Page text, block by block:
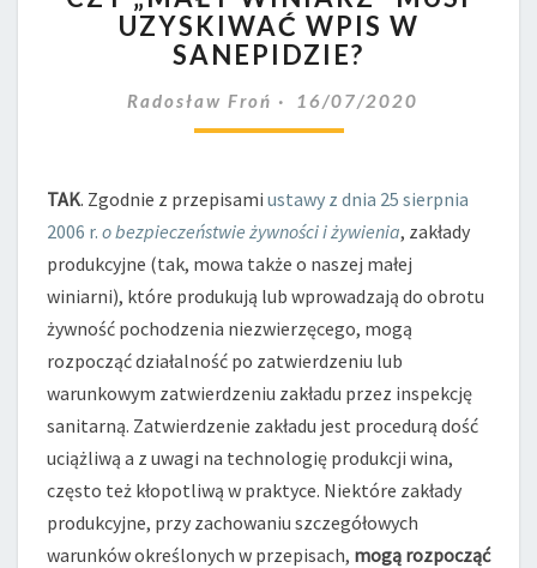
WINIARZ”
MUSI
WPIS
W
UZYSKIWAĆ WPIS W
SANEPIDZIE?
Radosław Froń 16/07/2020
TAK. Zgodnie z przepisami ustawy z dnia 25 sierpnia
2006 r. o bezpieczeństwie żywności i żywienia, zakłady
produkcyjne (tak, mowa także o naszej małej
winiarni), które produkują lub wprowadzają do obrotu
żywność pochodzenia niezwierzęcego, mogą
rozpocząć działalność po zatwierdzeniu lub
warunkowym zatwierdzeniu zakładu przez inspekcję
sanitarną. Zatwierdzenie zakładu jest procedurą dość
uciążliwą a z uwagi na technologię produkcji wina,
często też kłopotliwą w praktyce. Niektóre zakłady
produkcyjne, przy zachowaniu szczegółowych
warunków określonych w przepisach, mogą rozpocząć